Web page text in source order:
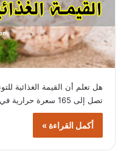
هل تعلم أن القيمة الغذائية
تصل إلى 165 سعرة حرارية في العلبة الواحدة (165…
أكمل القراءة »